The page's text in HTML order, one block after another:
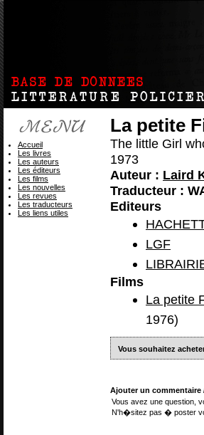
La petite
The little Girl
1973
Auteur : Laird
Traducteur :
Editeurs
LGF
Films
La petite
1976)
Vous souhaitez
Ajouter un commentaire
Vous avez une question,
N'h�sitez pas � poster
Accueil
Les livres
Les auteurs
Les éditeurs
Les films
Les nouvelles
Les revues
Les traducteurs
Les liens utiles